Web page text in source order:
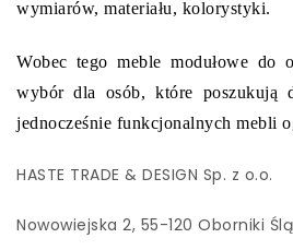
wymiarów, materiału, kolorystyki.
Wobec tego meble modułowe do
wybór dla osób, które poszukują
jednocześnie funkcjonalnych mebli
HASTE TRADE & DESIGN Sp. z o.o.
Nowowiejska 2, 55-120 Oborniki